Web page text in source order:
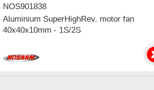
NOS901838
Aluminium SuperHighRev. motor fan
40x40x10mm - 1S/2S